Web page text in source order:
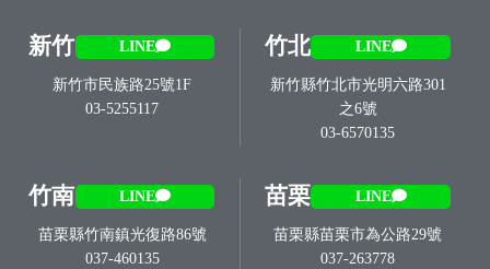
新竹 LINE
新竹市民族路25號1F
03-5255117
竹北 LINE
新竹縣竹北市光明六路301
之6號
03-6570135
竹南 LINE
苗栗縣竹南鎮光復路86號
037-460135
苗栗 LINE
苗栗縣苗栗市為公路29號
037-263778